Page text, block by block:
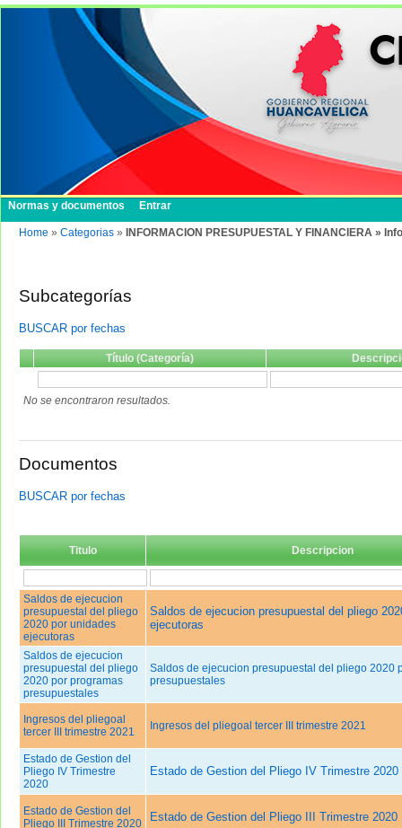
Normas y documentos Entrar
Home » Categorias » INFORMACION PRESUPUESTAL Y FINANCIERA »
Subcategorías
BUSCAR por fechas
Título (Categoría)
No se encontraron resultados.
Documentos
BUSCAR por fechas
Titulo Descripcion
Saldos de ejecucion
presupuestal del pliego
2020 por unidades
ejecutoras
Saldos de ejecucion presupuestal del pliego
ejecutoras
Saldos de ejecucion
presupuestal del pliego
2020 por programas
presupuestales
Saldos de ejecucion presupuestal del pliego 2020
presupuestales
Ingresos del pliegoal
tercer III trimestre 2021
Ingresos del pliegoal tercer III trimestre 2021
Estado de Gestion del
Pliego IV Trimestre
2020
Estado de Gestion del Pliego IV Trimestre 2020
Estado de Gestion del
Pliego III Trimestre 2020
Estado de Gestion del Pliego III Trimestre 2020